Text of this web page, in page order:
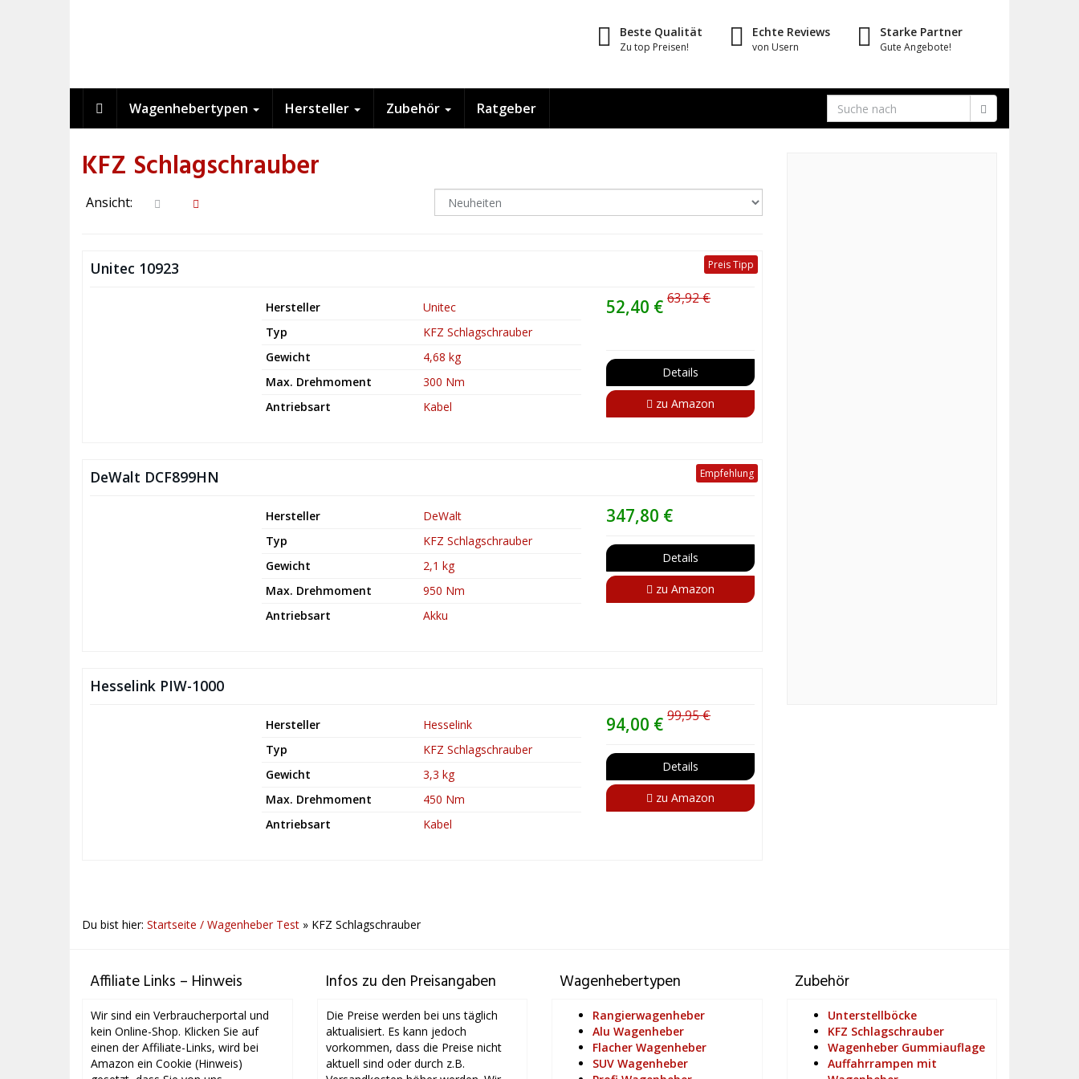
Beste Qualität
Zu top Preisen!
Echte Reviews
von Usern
Starke Partner
Gute Angebote!
Wagenhebertypen Hersteller Zubehör Ratgeber
KFZ Schlagschrauber
Ansicht:
Preis Tipp
Unitec 10923
52,40 €63,92 €
Details
zu Amazon
Hersteller
Unitec
Typ
KFZ Schlagschrauber
Gewicht
4,68 kg
Max. Drehmoment
300 Nm
Antriebsart
Kabel
Empfehlung
DeWalt DCF899HN
347,80 €
Details
zu Amazon
Hersteller
DeWalt
Typ
KFZ Schlagschrauber
Gewicht
2,1 kg
Max. Drehmoment
950 Nm
Antriebsart
Akku
Hesselink PIW-1000
94,00 €99,95 €
Details
zu Amazon
Hersteller
Hesselink
Typ
KFZ Schlagschrauber
Gewicht
3,3 kg
Max. Drehmoment
450 Nm
Antriebsart
Kabel
Du bist hier: Startseite / Wagenheber Test » KFZ Schlagschrauber
Affiliate Links – Hinweis
Wir sind ein Verbraucherportal und
kein Online-Shop. Klicken Sie auf
einen der Affiliate-Links, wird bei
Amazon ein Cookie (Hinweis)
Infos zu den Preisangaben
Die Preise werden bei uns täglich
aktualisiert. Es kann jedoch
vorkommen, dass die Preise nicht
aktuell sind oder durch z.B.
Wagenhebertypen
Rangierwagenheber
Alu Wagenheber
Flacher Wagenheber
SUV Wagenheber
Zubehör
Unterstellböcke
KFZ Schlagschrauber
Wagenheber Gummiauflage
Auffahrrampen mit